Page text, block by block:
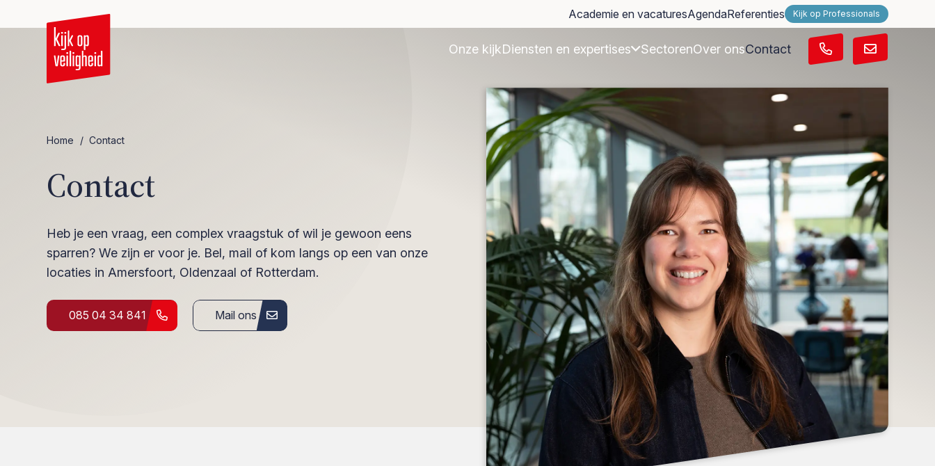
Academie en vacaturesAgendaReferenties Kijk op Professionals
Onze kijkDiensten en expertises SectorenOver onsContact
Home / Contact
Contact
Heb je een vraag, een complex vraagstuk of wil je gewoon eens
sparren? We zijn er voor je. Bel, mail of kom langs op een van onze
locaties in Amersfoort, Oldenzaal of Rotterdam.
085 04 34 841 Mail ons